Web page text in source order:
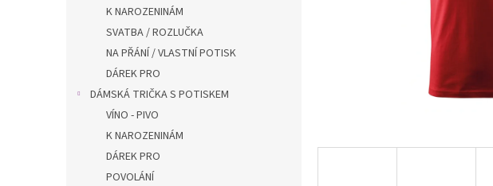
K NAROZENINÁM
SVATBA / ROZLUČKA
NA PŘÁNÍ / VLASTNÍ POTISK
DÁREK PRO
DÁMSKÁ TRIČKA S POTISKEM
VÍNO - PIVO
K NAROZENINÁM
DÁREK PRO
POVOLÁNÍ